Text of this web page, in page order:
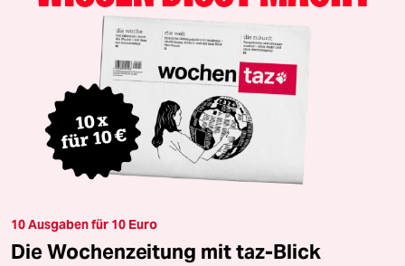
10 Ausgaben für 10 Euro
Die Wochenzeitung mit taz-Blick